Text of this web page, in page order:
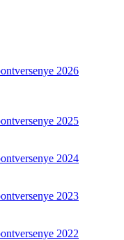
2026
2025
2024
2023
2022